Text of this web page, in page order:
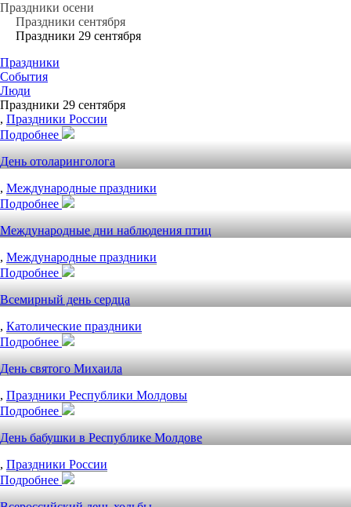
Праздники осени
Праздники сентября
Праздники 29 сентября
Праздники
События
Люди
Праздники 29 сентября
, Праздники России
Подробнее
День отоларинголога
, Международные праздники
Подробнее
Международные дни наблюдения птиц
, Международные праздники
Подробнее
Всемирный день сердца
, Католические праздники
Подробнее
День святого Михаила
, Праздники Республики Молдовы
Подробнее
День бабушки в Республике Молдове
, Праздники России
Подробнее